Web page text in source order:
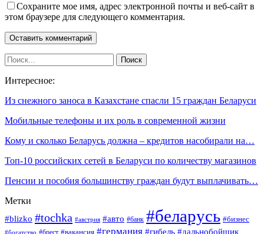
Сохраните мое имя, адрес электронной почты и веб-сайт в
этом браузере для следующего комментария.
Интересное:
Из снежного заноса в Казахстане спасли 15 граждан Беларуси
Мобильные телефоны и их роль в современной жизни
Кому и сколько Беларусь должна – кредитов насобирали на…
Топ-10 российских сетей в Беларуси по количеству магазинов
Пенсии и пособия большинству граждан будут выплачивать…
Метки
#blizko #tochka #австрия #авто #банк #беларусь #бизнес
#богатство #брест #вакансия #германия #гибель #дальнобойщик